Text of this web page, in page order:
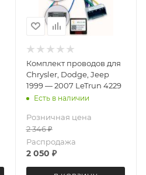
Комплект проводов для
Chrysler, Dodge, Jeep
1999 — 2007 LeTrun 4229
Есть в наличии
Розничная цена
2 346₽
Распродажа
2 050 ₽